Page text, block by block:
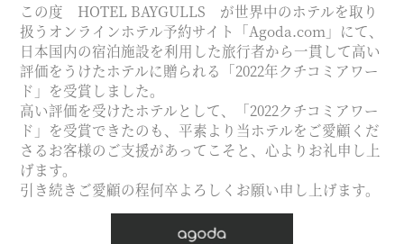
この度 HOTEL BAYGULLS が世界中のホテルを取り
扱うオンラインホテル予約サイト「Agoda.com」にて、
日本国内の宿泊施設を利用した旅行者から一貫して高い
評価をうけたホテルに贈られる「2022年クチコミアワー
ド」を受賞しました。
高い評価を受けたホテルとして、「2022クチコミアワー
ド」を受賞できたのも、平素より当ホテルをご愛顧くだ
さるお客様のご支援があってこそと、心よりお礼申し上
げます。
引き続きご愛顧の程何卒よろしくお願い申し上げます。